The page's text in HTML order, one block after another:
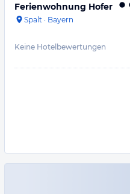
Ferienwohnung Hofer
Spalt · Bayern
Keine Hotelbewertungen